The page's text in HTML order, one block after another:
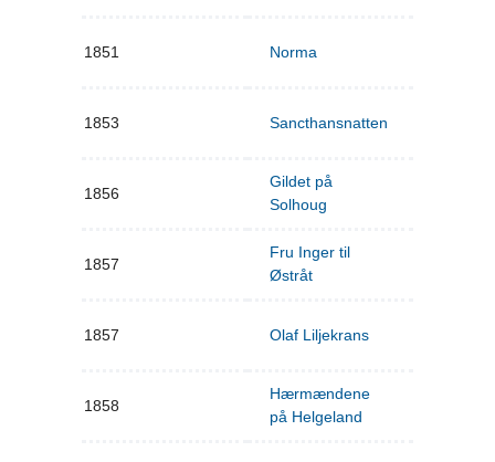
1851 Norma
1853 Sancthansnatten
1856
Gildet på
Solhoug
1857
Fru Inger til
Østråt
1857 Olaf Liljekrans
1858
Hærmændene
på Helgeland